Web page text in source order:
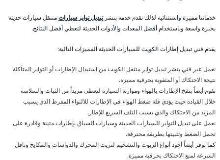
خدماتنا مميزة واستثنائية لذلك نقدم خدمة بنشرتبديل تواير سياراتمتنقل سيارات حديثة
بخبرة واسعة وباستخدام أفضل المعدات والأدوات الحديثة لتعطي أفضل النتائج.
يقدم فني تبديل إطارات الكويت للسيارات الحديثة المميزات التالية:
نعمل عبر فني بنشر تبديل تواير متنقل الكويت من استبدال الإطارات أو التواير المتآكلة
نتيجة الاحتكاك أو المثقوبة بحرفية مميزة.
نقوم أيضاً بنفخ الإطارات بالهواء وموازنة السيارة لتعطي مزيداً من الثبات والسلاسة
خلال القيادة حيث يؤدي قلة ضغط الهواء في الإطارات للالتواء المفرط الذي يسبب
المزيد من الاحتكاك والذي يسبب التلف السريع للإطار.
نعمل على تبديل التواير للسيارات الحديثة وسيارات السباق بإطارات متينة وقادرة على
تحمل الضغط وتثبيتها بطريقة محترفة.
كما نوفر أيضاً أجود أنواع الزيوت والتشحيم لتزيت المحرك والدواسات والمكابح وناقل
السرعة لمنع الاحتكاك بحرفية مميزة.